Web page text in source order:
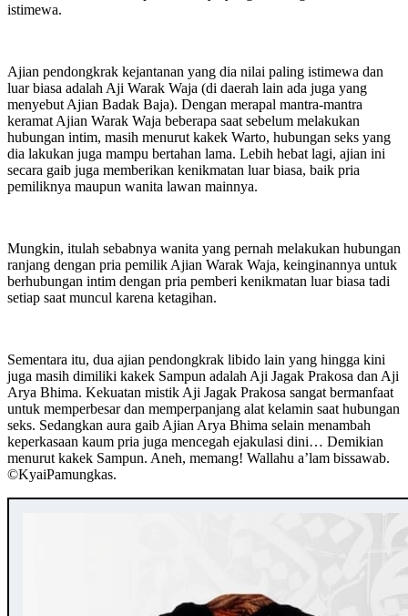
istimewa.
Ajian pendongkrak kejantanan yang dia nilai paling istimewa dan
luar biasa adalah Aji Warak Waja (di daerah lain ada juga yang
menyebut Ajian Badak Baja). Dengan merapal mantra-mantra
keramat Ajian Warak Waja beberapa saat sebelum melakukan
hubungan intim, masih menurut kakek Warto, hubungan seks yang
dia lakukan juga mampu bertahan lama. Lebih hebat lagi, ajian ini
secara gaib juga memberikan kenikmatan luar biasa, baik pria
pemiliknya maupun wanita lawan mainnya.
Mungkin, itulah sebabnya wanita yang pernah melakukan hubungan
ranjang dengan pria pemilik Ajian Warak Waja, keinginannya untuk
berhubungan intim dengan pria pemberi kenikmatan luar biasa tadi
setiap saat muncul karena ketagihan.
Sementara itu, dua ajian pendongkrak libido lain yang hingga kini
juga masih dimiliki kakek Sampun adalah Aji Jagak Prakosa dan Aji
Arya Bhima. Kekuatan mistik Aji Jagak Prakosa sangat bermanfaat
untuk memperbesar dan memperpanjang alat kelamin saat hubungan
seks. Sedangkan aura gaib Ajian Arya Bhima selain menambah
keperkasaan kaum pria juga mencegah ejakulasi dini… Demikian
menurut kakek Sampun. Aneh, memang! Wallahu a’lam bissawab.
©️KyaiPamungkas.